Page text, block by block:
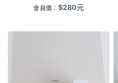
會員價： $280元